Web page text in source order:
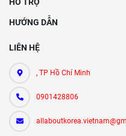
HƯỚNG DẪN
LIÊN HỆ
, TP Hồ Chí Minh
0901428806